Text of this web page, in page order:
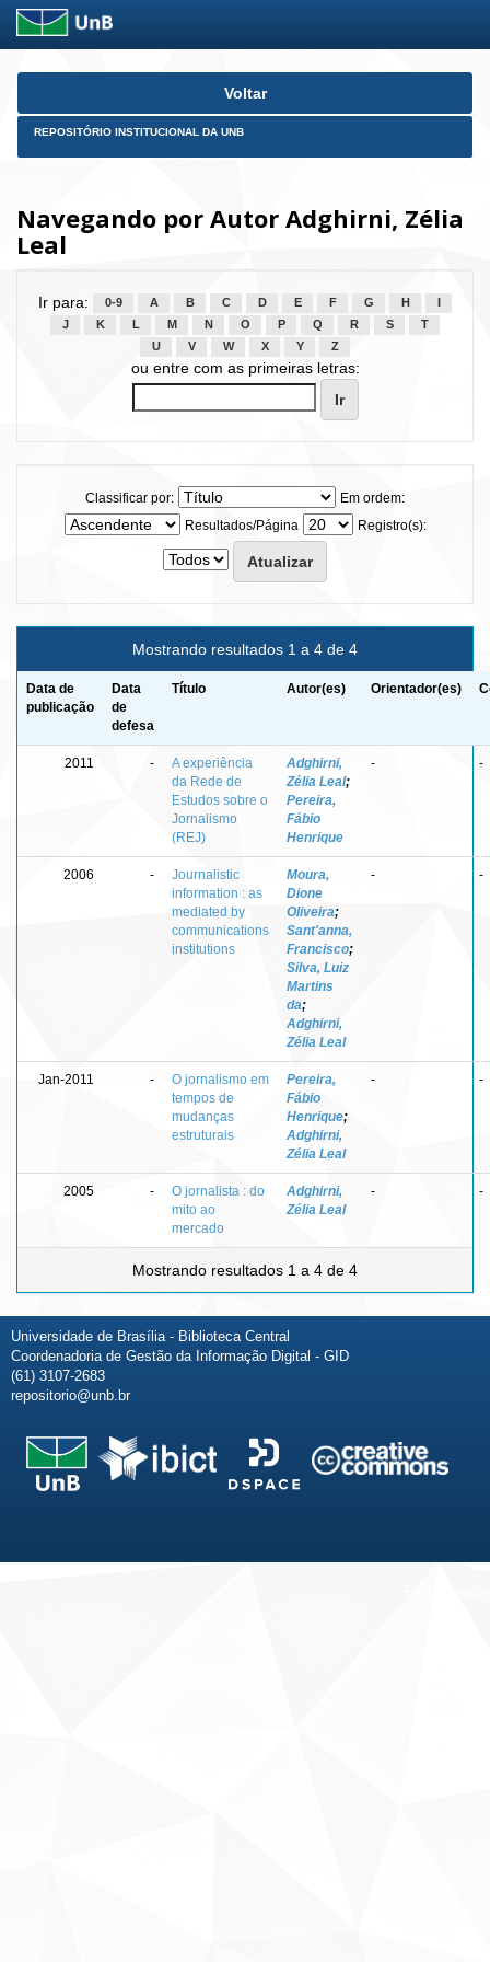
Skip
Voltar
REPOSITÓRIO INSTITUCIONAL DA UNB
Navegando por Autor Adghirni, Zélia
Leal
Ir para: 0-9 A B C D E F G H
J
K L M N O P Q R S
T
U
V W X Y Z
ou entre com as primeiras letras:
Classificar por:
Em ordem:
Resultados/Página
Registro(s):
Mostrando resultados 1 a 4 de 4
Data de
publicação
Data
de
defesa
Título Autor(es) Orientador(es)
2011 -
A experiência
da Rede de
Estudos sobre o
Jornalismo
(REJ)
Adghirni,
Zélia Leal;
Pereira,
Fábio
Henrique
- -
2006 -
Journalistic
information : as
mediated by
communications
institutions
Moura,
Dione
Oliveira;
Sant'anna,
Francisco;
Silva, Luiz
Martins
da;
Adghirni,
Zélia Leal
- -
Jan-2011 -
O jornalismo em
tempos de
mudanças
estruturais
Pereira,
Fábio
Henrique;
Adghirni,
Zélia Leal
- -
2005 -
O jornalista : do
mito ao
mercado
Adghirni,
Zélia Leal
- -
Mostrando resultados 1 a 4 de 4
Universidade de Brasília - Biblioteca Central
Coordenadoria de Gestão da Informação Digital - GID
(61) 3107-2683
repositorio@unb.br